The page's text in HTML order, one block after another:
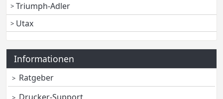
Triumph-Adler
Utax
Informationen
Ratgeber